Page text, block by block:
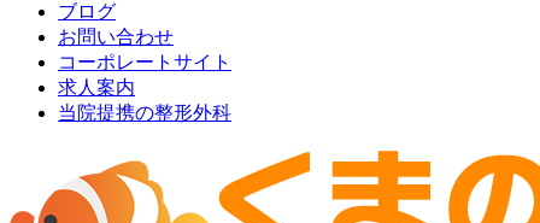
ブログ
お問い合わせ
コーポレートサイト
求人案内
当院提携の整形外科